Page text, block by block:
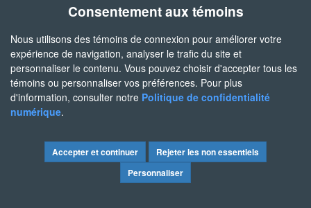
WINPCSIGN CNC
OU AUTRES SOLUTIONS LOGICIELS
Consentement aux témoins
Nous utilisons des témoins de connexion pour améliorer votre
expérience de navigation, analyser le trafic du site et
personnaliser le contenu. Vous pouvez choisir d'accepter tous les
témoins ou personnaliser vos préférences. Pour plus
d'information, consulter notre Politique de confidentialité
numérique.